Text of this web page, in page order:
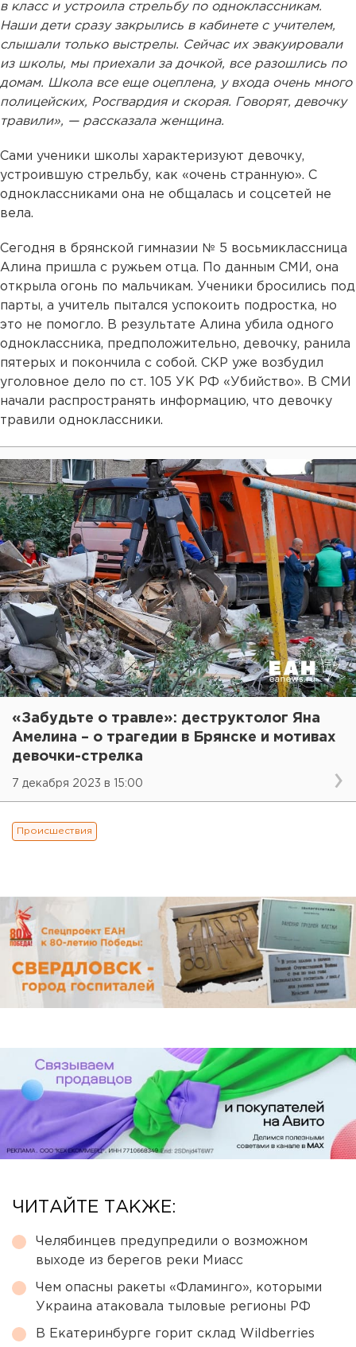
в класс и устроила стрельбу по одноклассникам.
Наши дети сразу закрылись в кабинете с учителем,
слышали только выстрелы. Сейчас их эвакуировали
из школы, мы приехали за дочкой, все разошлись по
домам. Школа все еще оцеплена, у входа очень много
полицейских, Росгвардия и скорая. Говорят, девочку
травили», — рассказала женщина.
Сами ученики школы характеризуют девочку,
устроившую стрельбу, как «очень странную». С
одноклассниками она не общалась и соцсетей не
вела.
Сегодня в брянской гимназии № 5 восьмиклассница
Алина пришла с ружьем отца. По данным СМИ, она
открыла огонь по мальчикам. Ученики бросились под
парты, а учитель пытался успокоить подростка, но
это не помогло. В результате Алина убила одного
одноклассника, предположительно, девочку, ранила
пятерых и покончила с собой. СКР уже возбудил
уголовное дело по ст. 105 УК РФ «Убийство». В СМИ
начали распространять информацию, что девочку
травили одноклассники.
«Забудьте о травле»: деструктолог Яна
Амелина – о трагедии в Брянске и мотивах
девочки-стрелка
7 декабря 2023 в 15:00
Происшествия
ЧИТАЙТЕ ТАКЖЕ:
Челябинцев предупредили о возможном
выходе из берегов реки Миасс
Чем опасны ракеты «Фламинго», которыми
Украина атаковала тыловые регионы РФ
В Екатеринбурге горит склад Wildberries